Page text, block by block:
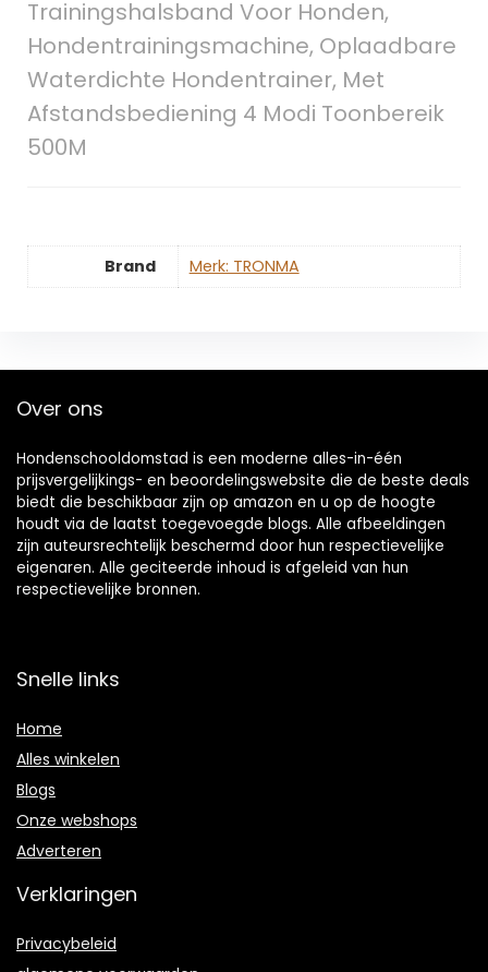
Trainingshalsband Voor Honden,
Hondentrainingsmachine, Oplaadbare
Waterdichte Hondentrainer, Met
Afstandsbediening 4 Modi Toonbereik
500M
Brand Merk: TRONMA
Over ons
Hondenschooldomstad is een moderne alles-in-één
prijsvergelijkings- en beoordelingswebsite die de beste deals
biedt die beschikbaar zijn op amazon en u op de hoogte
houdt via de laatst toegevoegde blogs. Alle afbeeldingen
zijn auteursrechtelijk beschermd door hun respectievelijke
eigenaren. Alle geciteerde inhoud is afgeleid van hun
respectievelijke bronnen.
Snelle links
Home
Alles winkelen
Blogs
Onze webshops
Adverteren
Verklaringen
Privacybeleid